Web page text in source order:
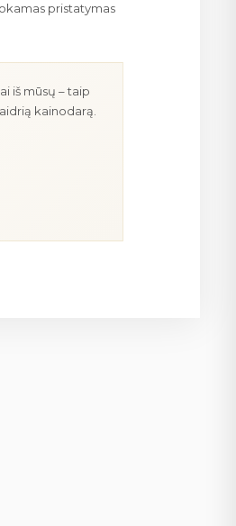
pristatymas
iš mūsų – taip
kainodarą.